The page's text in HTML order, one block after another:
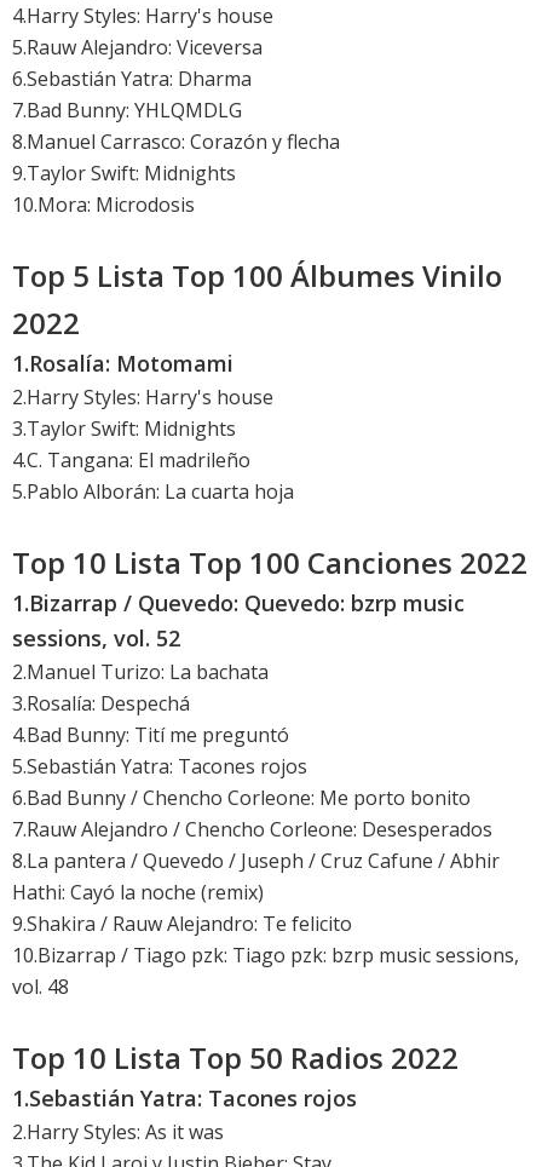
4.Harry Styles: Harry's house
5.Rauw Alejandro: Viceversa
6.Sebastián Yatra: Dharma
7.Bad Bunny: YHLQMDLG
8.Manuel Carrasco: Corazón y flecha
9.Taylor Swift: Midnights
10.Mora: Microdosis
Top 5 Lista Top 100 Álbumes Vinilo
2022
1.Rosalía: Motomami
2.Harry Styles: Harry's house
3.Taylor Swift: Midnights
4.C. Tangana: El madrileño
5.Pablo Alborán: La cuarta hoja
Top 10 Lista Top 100 Canciones 2022
1.Bizarrap / Quevedo: Quevedo: bzrp music
sessions, vol. 52
2.Manuel Turizo: La bachata
3.Rosalía: Despechá
4.Bad Bunny: Tití me preguntó
5.Sebastián Yatra: Tacones rojos
6.Bad Bunny / Chencho Corleone: Me porto bonito
7.Rauw Alejandro / Chencho Corleone: Desesperados
8.La pantera / Quevedo / Juseph / Cruz Cafune / Abhir
Hathi: Cayó la noche (remix)
9.Shakira / Rauw Alejandro: Te felicito
10.Bizarrap / Tiago pzk: Tiago pzk: bzrp music sessions,
vol. 48
Top 10 Lista Top 50 Radios 2022
1.Sebastián Yatra: Tacones rojos
2.Harry Styles: As it was